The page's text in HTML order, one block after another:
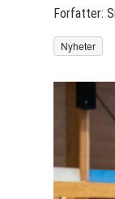
Forfatter:
Nyheter